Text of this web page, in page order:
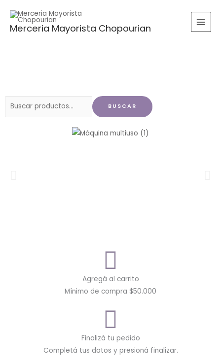
contenido
Merceria Mayorista Chopourian
Buscar
BUSCAR
Agregá al carrito
Mínimo de compra $50.000
Finalizá tu pedido
Completá tus datos y presioná finalizar.